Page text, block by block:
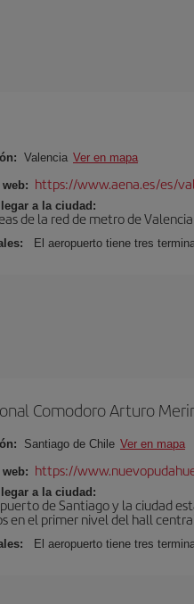
Valencia Ver en mapa
web: https://www.aena.es/es/
a la ciudad:
de la red de metro de
El aeropuerto tiene tres
Comodoro Arturo
Santiago de Chile Ver en mapa
web: https://
a la ciudad:
de Santiago y la ciudad
en el primer nivel del hall
El aeropuerto tiene tres